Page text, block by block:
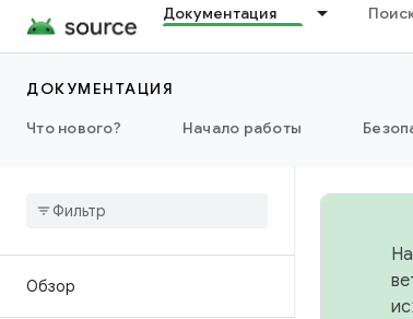
Документация
ДОКУМЕНТАЦИЯ
Что нового?
Начало работы
Обзор